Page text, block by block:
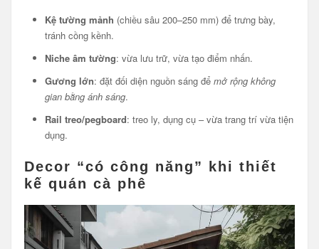
Kệ tường mảnh (chiều sâu 200–250 mm) để trưng bày,
tránh cồng kềnh.
Niche âm tường: vừa lưu trữ, vừa tạo điểm nhấn.
Gương lớn: đặt đối diện nguồn sáng đểmở rộng không
gian bằng ánh sáng.
Rail treo/pegboard: treo ly, dụng cụ – vừa trang trí vừa tiện
dụng.
Decor “có công năng” khi thiết
kế quán cà phê